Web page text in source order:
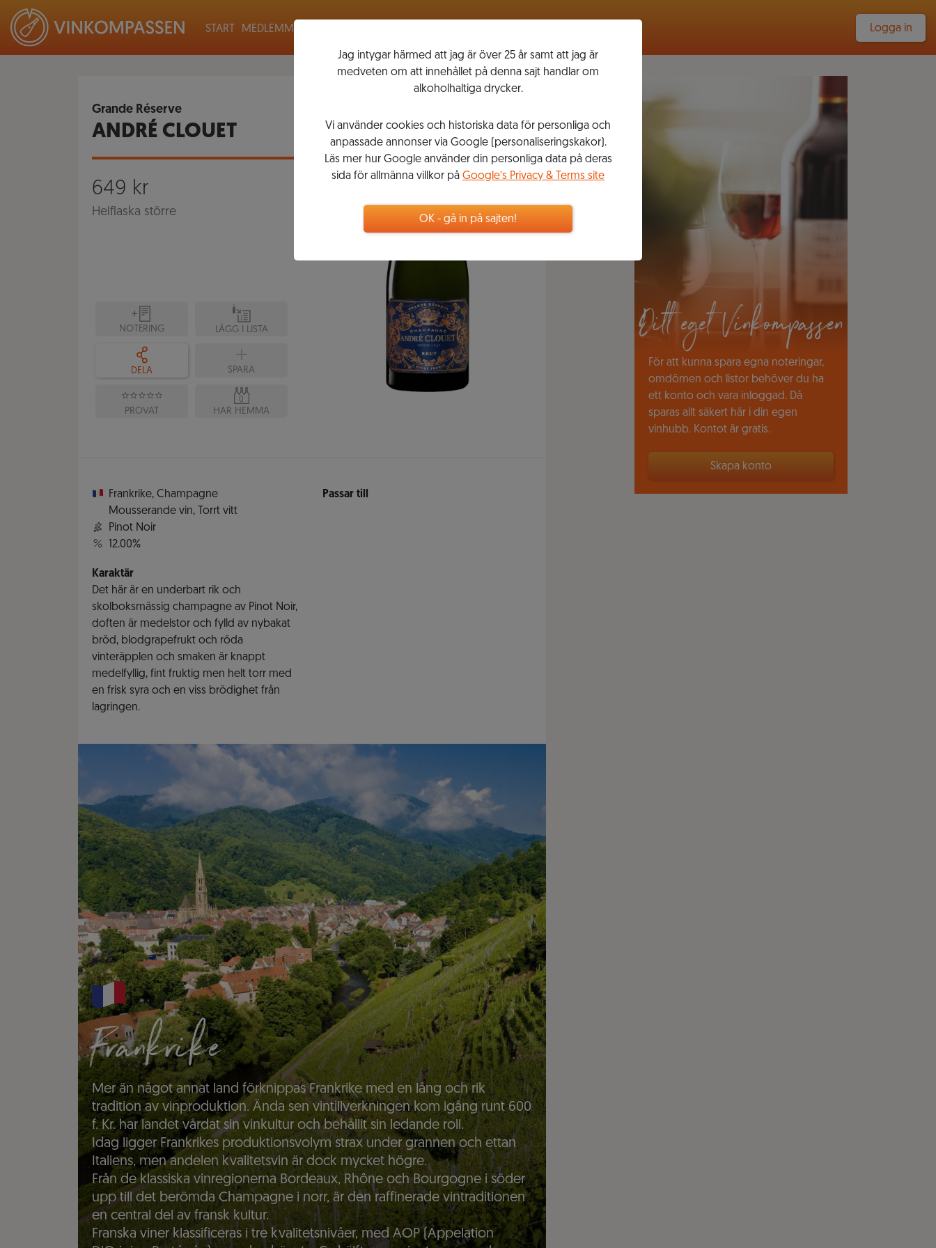
START MEDLEMMAR Logga in
Grande Réserve
ANDRÉ CLOUET
649 kr
Helflaska större
NOTERING LÄGG I LISTA
DELA SPARA
PROVAT
0
HAR HEMMA
Frankrike, Champagne
Mousserande vin,
Torrt vitt
Pinot Noir
12.00%
Karaktär
Det här är en underbart rik och
skolboksmässig champagne av Pinot Noir,
doften är medelstor och fylld av nybakat
bröd, blodgrapefrukt och röda
vinteräpplen och smaken är knappt
medelfyllig, fint fruktig men helt torr med
en frisk syra och en viss brödighet från
lagringen.
Passar till
Frankrike
Mer än något annat land förknippas Frankrike med en lång och rik
tradition av vinproduktion. Ända sen vintillverkningen kom igång runt 600
f. Kr. har landet vårdat sin vinkultur och behållit sin ledande roll.
Idag ligger Frankrikes produktionsvolym strax under grannen och ettan
Italiens, men andelen kvalitetsvin är dock mycket högre.
Från de klassiska vinregionerna Bordeaux, Rhône och Bourgogne i söder
upp till det berömda Champagne i norr, är den raffinerade vintraditionen
en central del av fransk kultur.
Franska viner klassificeras i tre kvalitetsnivåer, med AOP (Appelation
Ditt eget Vinkompassen
För att kunna spara egna noteringar,
omdömen och listor behöver du ha
ett konto och vara inloggad. Då
sparas allt säkert här i din egen
vinhubb. Kontot är gratis.
Skapa konto
Jag intygar härmed att jag är över 25 år samt att jag är
medveten om att innehållet på denna sajt handlar om
alkoholhaltiga drycker.
Vi använder cookies och historiska data för personliga och
anpassade annonser via Google (personaliseringskakor).
Läs mer hur Google använder din personliga data på deras
sida för allmänna villkor på Google’s Privacy & Terms site
OK - gå in på sajten!